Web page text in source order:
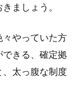
ましょう。
やっていた方
できる、確定拠
、太っ腹な制度